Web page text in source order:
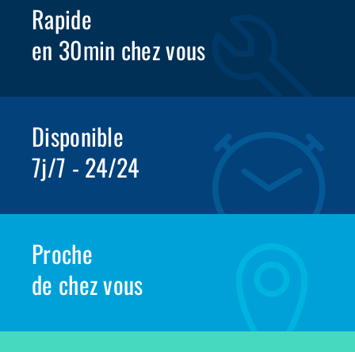
Rapide
en 30min chez vous
Disponible
7j/7 - 24/24
Proche
de chez vous